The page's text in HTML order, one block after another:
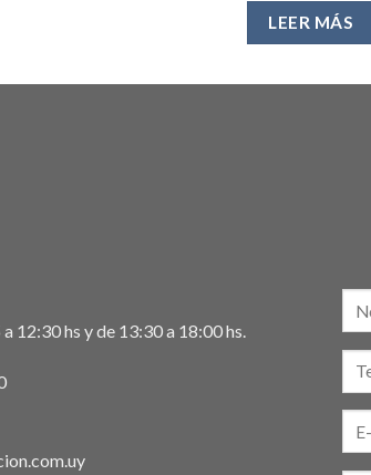
LEER MÁS
12:30 hs y de 13:30 a 18:00 hs.